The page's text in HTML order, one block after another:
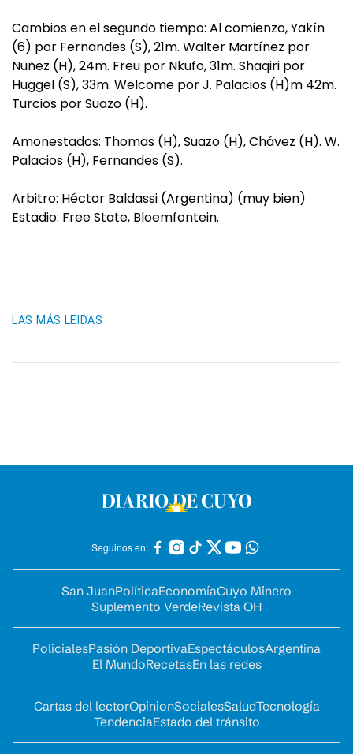
Cambios en el segundo tiempo: Al comienzo, Yakín
(6) por Fernandes (S), 21m. Walter Martínez por
Nuñez (H), 24m. Freu por Nkufo, 31m. Shaqiri por
Huggel (S), 33m. Welcome por J. Palacios (H)m 42m.
Turcios por Suazo (H).
Amonestados: Thomas (H), Suazo (H), Chávez (H). W.
Palacios (H), Fernandes (S).
Arbitro: Héctor Baldassi (Argentina) (muy bien)
Estadio: Free State, Bloemfontein.
LAS MÁS LEIDAS
Seguinos en:
San JuanPolíticaEconomíaCuyo Minero
Suplemento VerdeRevista OH
PolicialesPasión DeportivaEspectáculosArgentina
El MundoRecetasEn las redes
Cartas del lectorOpinionSocialesSaludTecnología
TendenciaEstado del tránsito